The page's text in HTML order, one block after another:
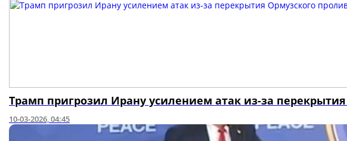
Трамп пригрозил Ирану усилением атак из-за
10-03-2026, 04:45